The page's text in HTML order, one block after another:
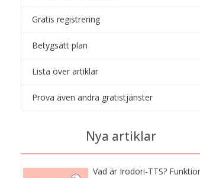
Gratis registrering
Betygsätt plan
Lista över artiklar
Prova även andra gratistjänster
Nya artiklar
Vad är Irodori-TTS?